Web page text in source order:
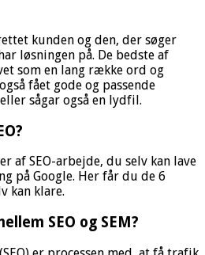
kunden og den, der søger
løsningen på. De bedste af
som en lang række ord og
fået gode og passende
sågar også en lydfil.
af SEO-arbejde, du selv kan lave
på Google. Her får du de 6
kan klare.
SEO og SEM?